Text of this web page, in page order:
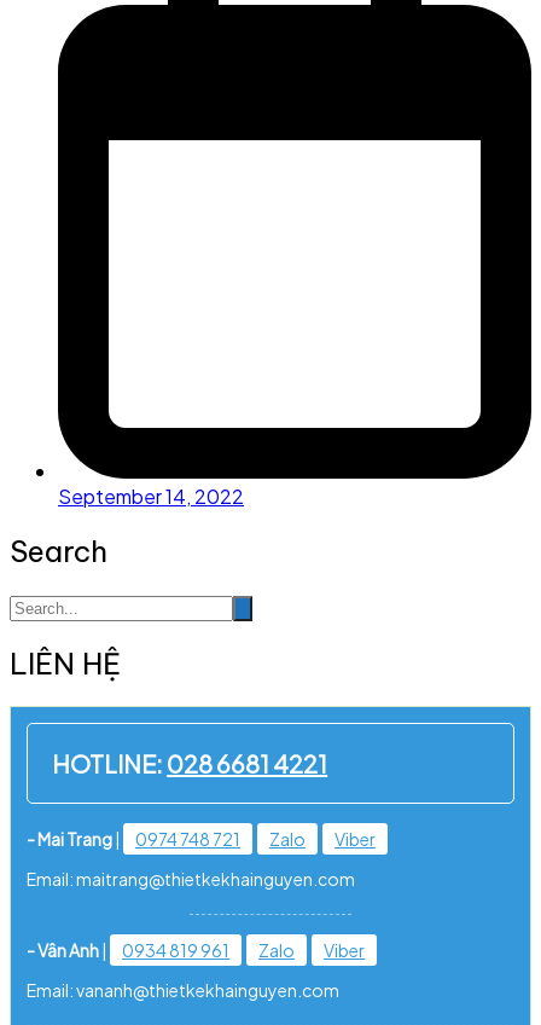
September 14, 2022
Search
LIÊN HỆ
HOTLINE: 028 6681 4221
- Mai Trang| 0974 748 721 Zalo
Viber
Email: maitrang@thietkekhainguyen.com
- Vân Anh| 0934 819 961 Zalo
Viber
Email: vananh@thietkekhainguyen.com